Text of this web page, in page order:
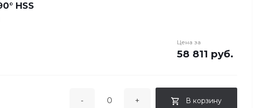
HSS
Цена за
58 811 руб.
- + В корзину